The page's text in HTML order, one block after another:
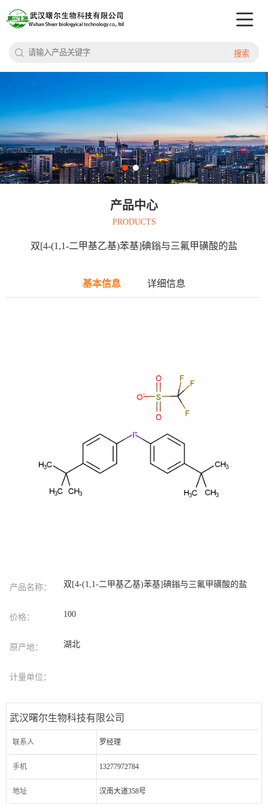
搜索
产品中心
PRODUCTS
双[4-(1,1-二甲基乙基)苯基]碘鎓与三氟甲磺酸的盐
基本信息 详细信息
产品名称： 双[4-(1,1-二甲基乙基)苯基]碘鎓与三氟甲磺酸的盐
价格： 100
原产地： 湖北
计量单位：
武汉曙尔生物科技有限公司
联系人 罗经理
手机 13277972784
地址 汉南大道358号